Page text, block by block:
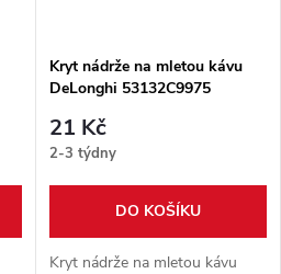
Kryt nádrže na mletou kávu
DeLonghi 53132C9975
21 Kč
2-3 týdny
DO KOŠÍKU
Kryt nádrže na mletou kávu